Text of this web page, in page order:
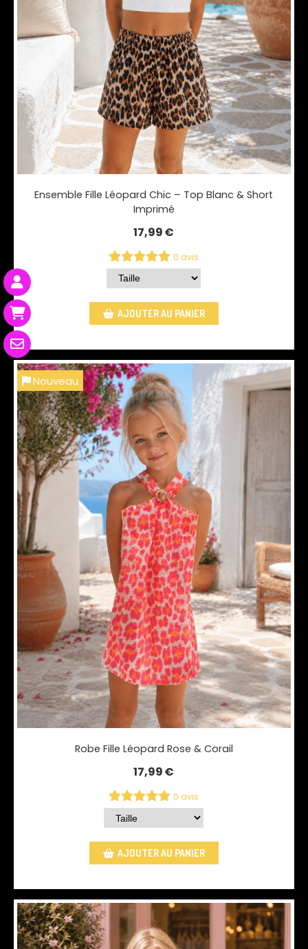
Ensemble Fille Léopard Chic – Top Blanc & Short
Imprimé
17,99€
0 avis
AJOUTER AU PANIER
Nouveau
Robe Fille Léopard Rose & Corail
17,99€
0 avis
AJOUTER AU PANIER